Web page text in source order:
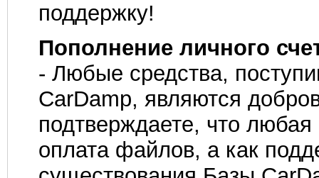
поддержку!
Пополнение личного
- Любые средства,
CarDamp, являются
подтверждаете, что
оплата файлов, а как